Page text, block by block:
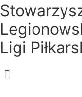
Ligi
Menu